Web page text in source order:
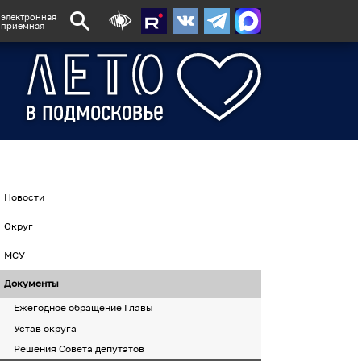
электронная
приемная
Новости
Округ
МСУ
Документы
Ежегодное обращение Главы
Устав округа
Решения Совета депутатов